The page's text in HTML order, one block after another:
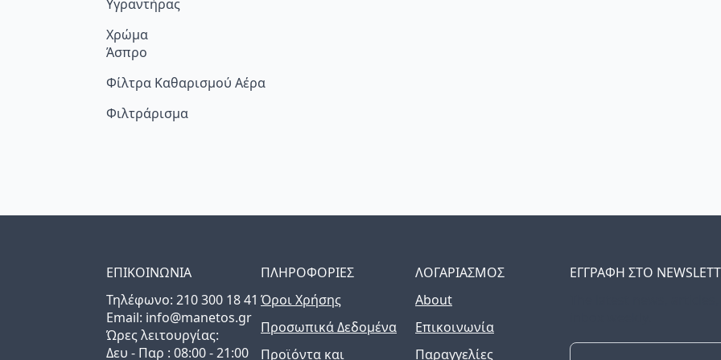
Υγραντήρας
Χρώμα
Άσπρο
Φίλτρα Καθαρισμού Αέρα
Φιλτράρισμα
ΕΠΙΚΟΙΝΩΝΙΑ
Τηλέφωνo: 210 300 18 41
Email: info@manetos.gr
Ώρες λειτουργίας:
Δευ - Παρ : 08:00 - 21:00
ΠΛΗΡΟΦΟΡΙΕΣ
Όροι Χρήσης
Προσωπικά Δεδομένα
Προϊόντα και
ΛΟΓΑΡΙΑΣΜΟΣ
About
Επικοινωνία
Παραγγελίες
ΕΓΓΡΑΦΗ ΣΤΟ